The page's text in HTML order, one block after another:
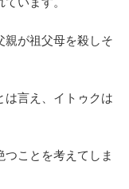
親が祖父母を殺しそ
は言え、イトゥクは
ことを考えてしま